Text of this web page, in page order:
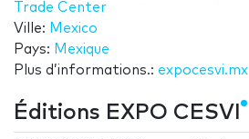
Trade Center
Ville: Mexico
Pays: Mexique
Plus d’informations.: expocesvi.mx
Éditions EXPO CESVI